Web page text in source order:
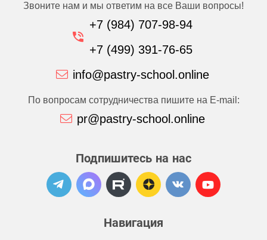
Навигация
Звоните нам и мы ответим на все Ваши вопросы!
+7 (984) 707-98-94
+7 (499) 391-76-65
info@pastry-school.online
По вопросам сотрудничества пишите на E-mail:
pr@pastry-school.online
Подпишитесь на нас